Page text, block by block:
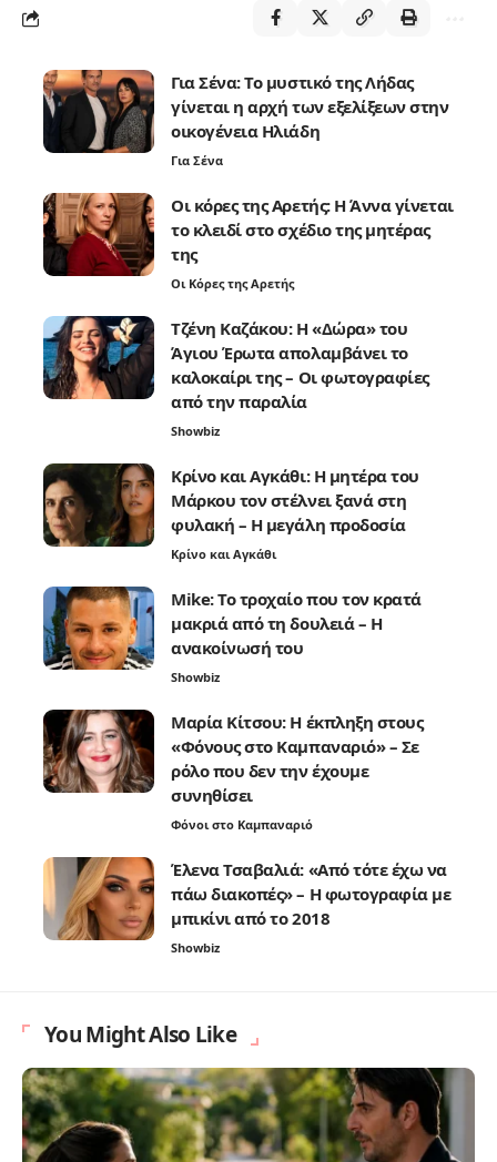
Για Σένα: Το μυστικό της Λήδας
γίνεται η αρχή των εξελίξεων στην
οικογένεια Ηλιάδη
Για Σένα
Οι κόρες της Αρετής: Η Άννα γίνεται
το κλειδί στο σχέδιο της μητέρας
της
Οι Κόρες της Αρετής
Τζένη Καζάκου: Η «Δώρα» του
Άγιου Έρωτα απολαμβάνει το
καλοκαίρι της – Οι φωτογραφίες
από την παραλία
Showbiz
Κρίνο και Αγκάθι: Η μητέρα του
Μάρκου τον στέλνει ξανά στη
φυλακή – Η μεγάλη προδοσία
Κρίνο και Αγκάθι
Mike: Το τροχαίο που τον κρατά
μακριά από τη δουλειά – Η
ανακοίνωσή του
Showbiz
Μαρία Κίτσου: Η έκπληξη στους
«Φόνους στο Καμπαναριό» – Σε
ρόλο που δεν την έχουμε
συνηθίσει
Φόνοι στο Καμπαναριό
Έλενα Τσαβαλιά: «Από τότε έχω να
πάω διακοπές» – Η φωτογραφία με
μπικίνι από το 2018
Showbiz
You Might Also Like